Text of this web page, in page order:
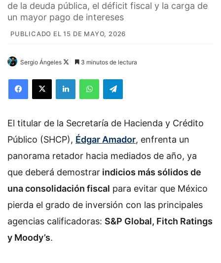
de la deuda pública, el déficit fiscal y la carga de
un mayor pago de intereses
PUBLICADO EL 15 DE MAYO, 2026
Sergio Ángeles
l
w
n
X
3 minutos de lectura
El titular de la Secretaría de Hacienda y Crédito
Público (SHCP), Édgar Amador, enfrenta un
panorama retador hacia mediados de año, ya
que deberá demostrar indicios más sólidos de
una consolidación fiscal para evitar que México
pierda el grado de inversión con las principales
agencias calificadoras: S&P Global, Fitch Ratings
y Moody’s.